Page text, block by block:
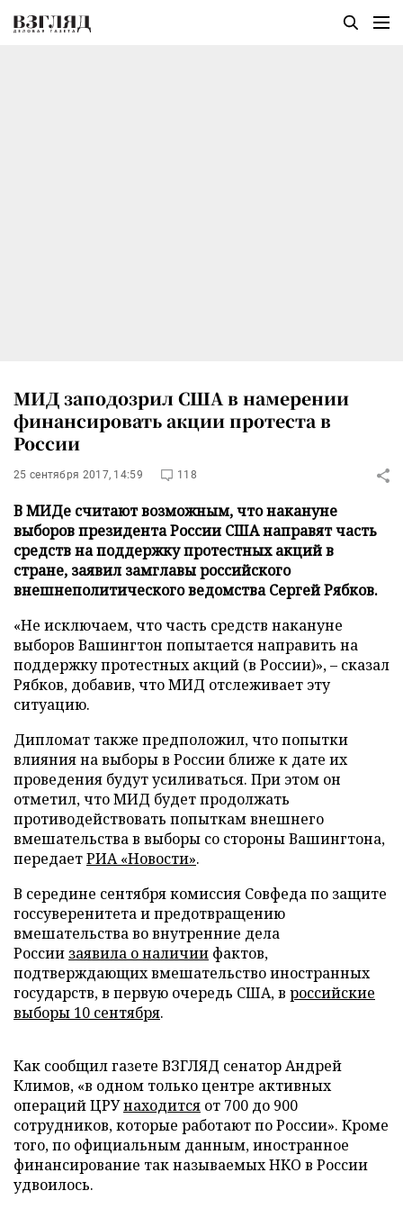
МИД заподозрил США в намерении
финансировать акции протеста в
России
25 сентября 2017, 14:59 118
В МИДе считают возможным, что накануне
выборов президента России США направят часть
средств на поддержку протестных акций в
стране, заявил замглавы российского
внешнеполитического ведомства Сергей Рябков.
«Не исключаем, что часть средств накануне
выборов Вашингтон попытается направить на
поддержку протестных акций (в России)», – сказал
Рябков, добавив, что МИД отслеживает эту
ситуацию.
Дипломат также предположил, что попытки
влияния на выборы в России ближе к дате их
проведения будут усиливаться. При этом он
отметил, что МИД будет продолжать
противодействовать попыткам внешнего
вмешательства в выборы со стороны Вашингтона,
передаетРИА «Новости».
В середине сентября комиссия Совфеда по защите
госсуверенитета и предотвращению
вмешательства во внутренние дела
России заявила о наличии фактов,
подтверждающих вмешательство иностранных
государств, в первую очередь США, в российские
выборы 10 сентября.
Как сообщил газете ВЗГЛЯД сенатор Андрей
Климов, «в одном только центре активных
операций ЦРУнаходится от 700 до 900
сотрудников, которые работают по России». Кроме
того, по официальным данным, иностранное
финансирование так называемых НКО в России
удвоилось.